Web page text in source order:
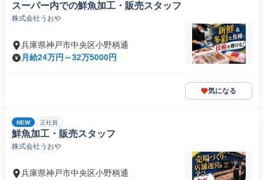
スーパー内での鮮魚加工・販売スタッフ
株式会社うおや
兵庫県神戸市中央区小野柄通
月給24万円～32万5000円
気になる
NEW 正社員
鮮魚加工・販売スタッフ
株式会社うおや
兵庫県神戸市中央区小野柄通